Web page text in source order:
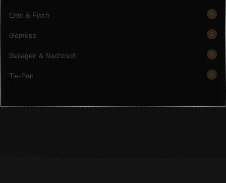
Ente & Fisch 6
Gemüse 2
Beilagen & Nachtisch 5
Tie-Pan 6